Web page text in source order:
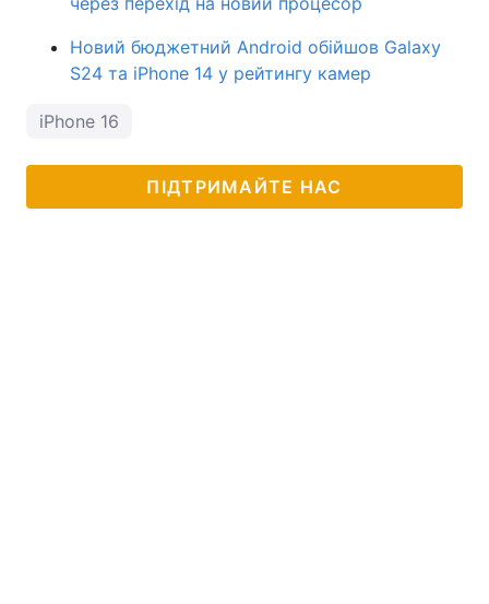
Новий бюджетний Android обійшов Galaxy
S24 та iPhone 14 у рейтингу камер
iPhone 16
ПІДТРИМАЙТЕ НАС